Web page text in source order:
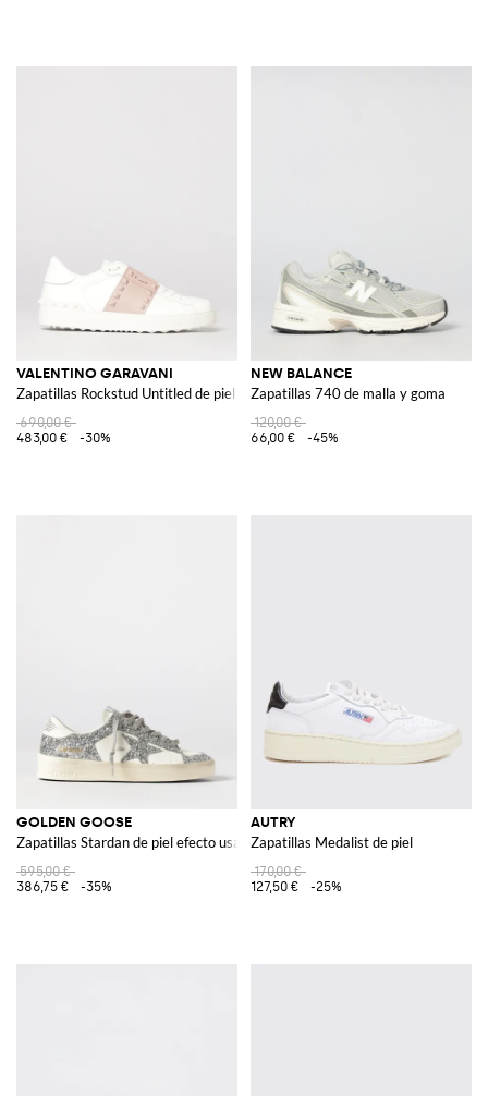
VALENTINO GARAVANI
Zapatillas Rockstud Untitled de piel
690,00 €
483,00 €
-30%
NEW BALANCE
Zapatillas 740 de malla y goma
120,00 €
66,00 €
-45%
GOLDEN GOOSE
Zapatillas Stardan de piel efecto usado con purpurina
595,00 €
386,75 €
-35%
AUTRY
Zapatillas Medalist de piel
170,00 €
127,50 €
-25%